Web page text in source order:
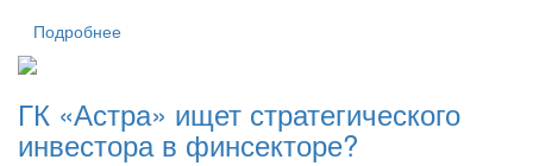
Подробнее
ГК «Астра» ищет стратегического
инвестора в финсекторе?